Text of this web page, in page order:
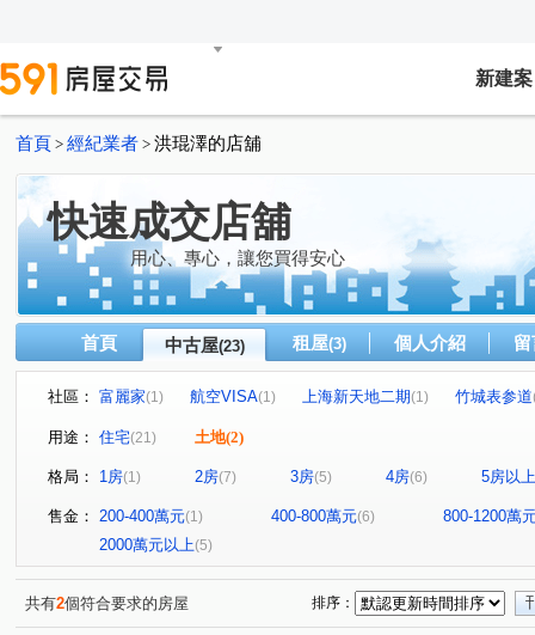
新建案
首頁 > 經紀業者 > 洪琨澤的店舖
快速成交店舖
用心、專心，讓您買得安心
首頁 中古屋(23) 租屋(3) 個人介紹
社區： 富麗家(1) 航空VISA(1) 上海新天地二期(1) 竹城表参道
巴黎富邑 昭揚縱橫
徐州街收租美寓(1) 宜雄盛場(1) 霄裡路(1) 湧光路(2)
經國一路(2) (1) 經國路(1) 復興路(1)
大新
中央街(1) 敬三街
同安街(1) 徐州街(1) 正康一街(1)
用途： 住宅(21) 土地(2)
格局： 1房(1) 2房(7) 3房(5) 4房(6) 5房以上
售金： 200-400萬元(1) 400-800萬元(6)
800-1200萬
2000萬元以上(5)
共有2個符合要求的房屋 排序：